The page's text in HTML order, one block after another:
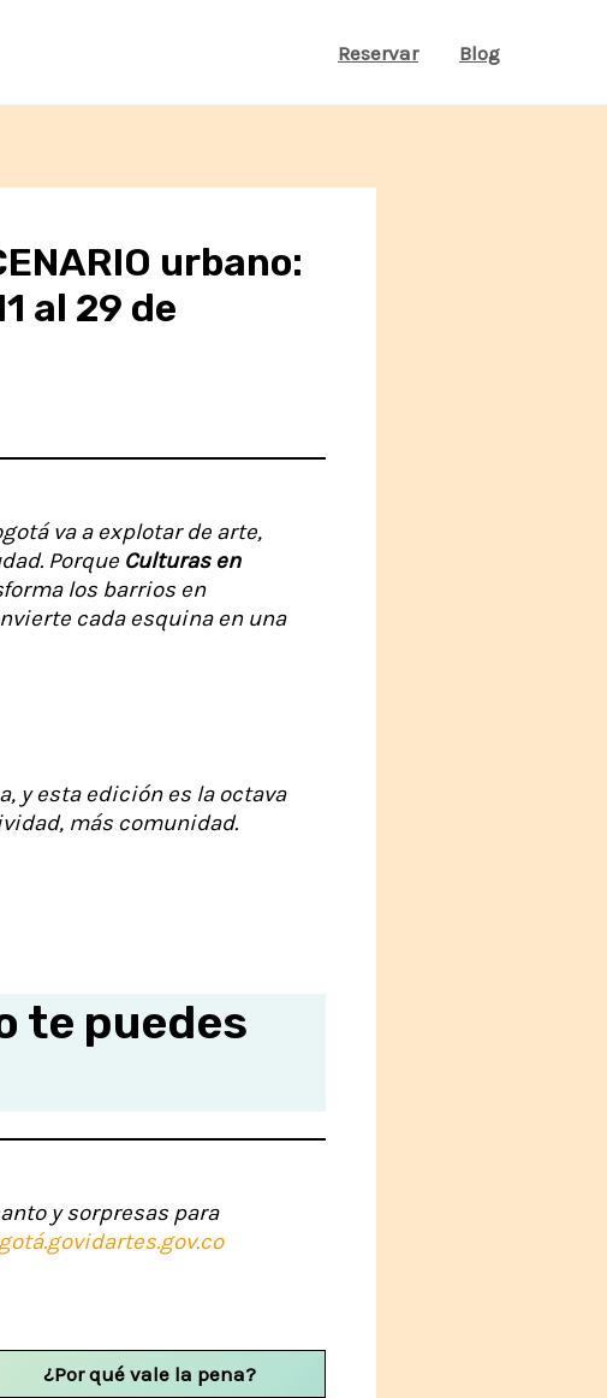
Reservar Blog
urbano:
al 29 de
va a explotar de arte,
Porque Culturas en
los barrios en
cada esquina en una
y esta edición es la octava
más comunidad.
te puedes
y sorpresas para
idartes.gov.co
¿Por qué vale la pena?